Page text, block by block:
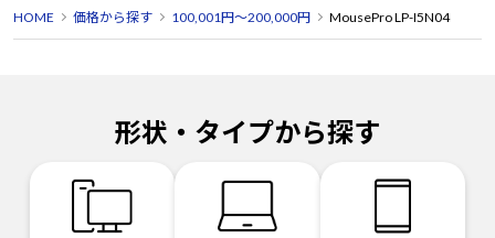
HOME 価格から探す 100,001円～200,000円 MousePro LP-I5N04
形状・タイプから探す